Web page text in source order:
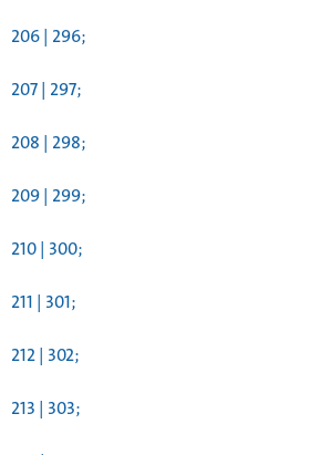
206 | 296;
207 | 297;
208 | 298;
209 | 299;
210 | 300;
211 | 301;
212 | 302;
213 | 303;